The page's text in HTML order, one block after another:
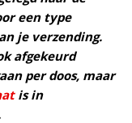
een type
je verzending.
afgekeurd
per doos, maar
is in